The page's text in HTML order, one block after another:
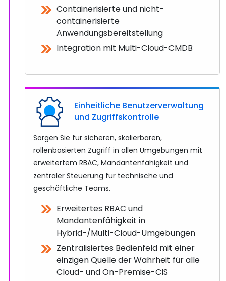
Containerisierte und nicht-
containerisierte
Anwendungsbereitstellung
Integration mit Multi-Cloud-CMDB
Einheitliche Benutzerverwaltung
und Zugriffskontrolle
Sorgen Sie für sicheren, skalierbaren,
rollenbasierten Zugriff in allen Umgebungen mit
erweitertem RBAC, Mandantenfähigkeit und
zentraler Steuerung für technische und
geschäftliche Teams.
Erweitertes RBAC und
Mandantenfähigkeit in
Hybrid-/Multi-Cloud-Umgebungen
Zentralisiertes Bedienfeld mit einer
einzigen Quelle der Wahrheit für alle
Cloud- und On-Premise-CIS